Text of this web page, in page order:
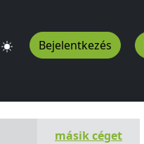
Bejelentkezés
másik céget